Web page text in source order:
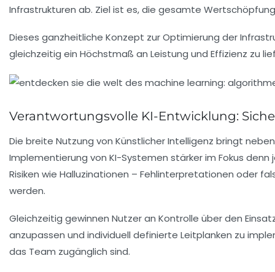
Infrastrukturen ab. Ziel ist es, die gesamte
Dieses ganzheitliche Konzept zur Optimierung der
gleichzeitig ein Höchstmaß an Leistung und Effizienz zu
Verantwortungsvolle KI-Entwicklung:
Die breite Nutzung von Künstlicher Intelligenz bringt
Implementierung von KI-Systemen stärker im Fokus denn
Risiken wie Halluzinationen – Fehlinterpretationen oder
werden.
Gleichzeitig gewinnen Nutzer an Kontrolle über den
anzupassen und individuell definierte Leitplanken zu
das Team zugänglich sind.